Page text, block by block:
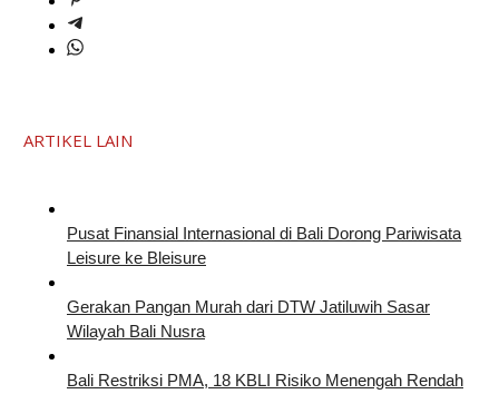
ARTIKEL LAIN
Pusat Finansial Internasional di Bali Dorong Pariwisata
Leisure ke Bleisure
Gerakan Pangan Murah dari DTW Jatiluwih Sasar
Wilayah Bali Nusra
Bali Restriksi PMA, 18 KBLI Risiko Menengah Rendah